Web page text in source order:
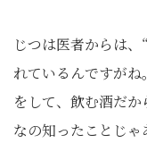
じつは医者からは
れているんですが
をして、飲む酒だ
なの知ったことじゃ